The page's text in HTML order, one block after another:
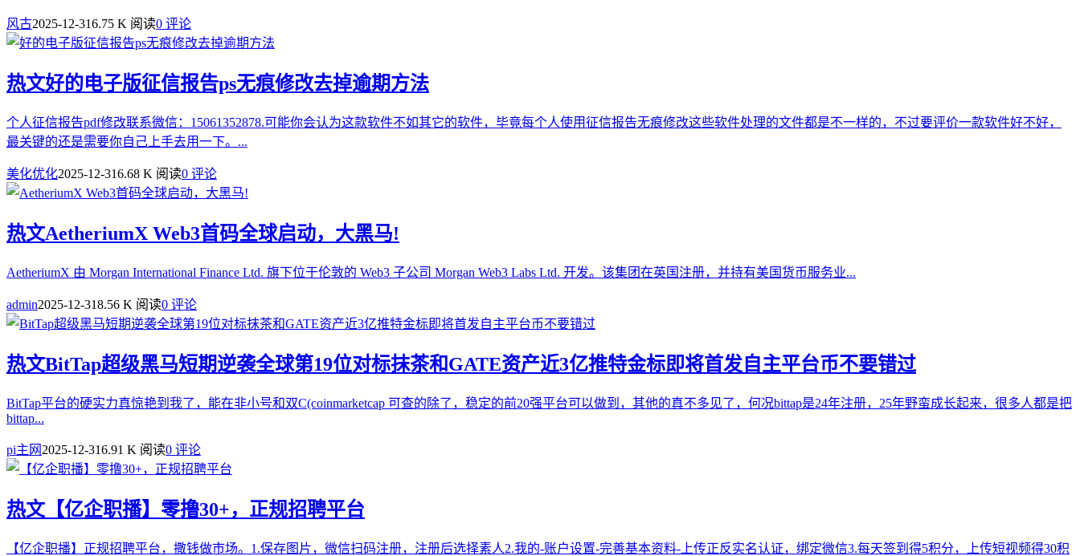
风古2025-12-316.75 K 阅读0 评论
热文好的电子版征信报告ps无痕修改去掉逾期方法
个人征信报告pdf修改联系微信：15061352878.可能你会认为这款软件不如其它的软件，毕竟每个人使用征信报告无痕修改这些软件处理的文件都是不一样的，不过要评价一款软件好不好，
最关键的还是需要你自己上手去用一下。...
美化优化2025-12-316.68 K 阅读0 评论
热文AetheriumX Web3首码全球启动，大黑马!
AetheriumX 由 Morgan International Finance Ltd. 旗下位于伦敦的 Web3 子公司 Morgan Web3 Labs Ltd. 开发。该集团在英国注册，并持有美国货币服务业...
admin2025-12-318.56 K 阅读0 评论
热文BitTap超级黑马短期逆袭全球第19位对标抹茶和GATE资产近3亿推特金标即将首发自主平台币不要错过
BitTap平台的硬实力真惊艳到我了，能在非小号和双C(coinmarketcap 可查的除了，稳定的前20强平台可以做到，其他的真不多见了，何况bittap是24年注册，25年野蛮成长起来，很多人都是把
bittap...
pi主网 2025-12-316.91 K 阅读0 评论
热文 【亿企职播】零撸30+，正规招聘平台
【亿企职播】正规招聘平台，撒钱做市场。1.保存图片，微信扫码注册，注册后选择素人2.我的-账户设置-完善基本资料-上传正反实名认证，绑定微信3.每天签到得5积分，上传短视频得30积